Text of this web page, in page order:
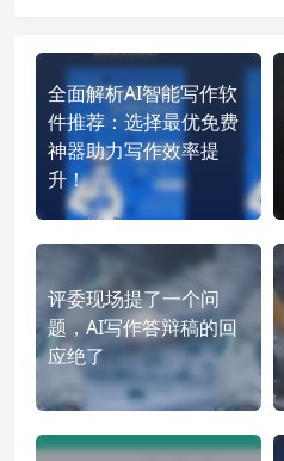
全面解析AI智能写作软
件推荐：选择最优免费
神器助力写作效率提
升！
评委现场提了一个问
题，AI写作答辩稿的回
应绝了